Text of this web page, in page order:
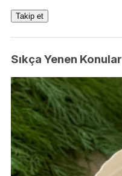
Takip et
Sıkça Yenen Konular